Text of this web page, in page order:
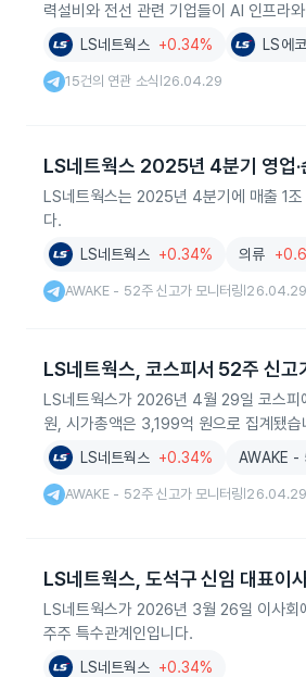
력설비와 전선 관련 기업들이 AI 인프라
LS네트웍스 +0.34% LS에
15건의 연관 소식 26.04.29
LS네트웍스 2025년 4분기 영업·
LS네트웍스는 2025년 4분기에 매출 1
다.
LS네트웍스 +0.34% 의류
AWAKE - 52주 신고가 모니터링 26.04.29
LS네트웍스, 코스피서 52주 신고
LS네트웍스가 2026년 4월 29일 코스
원, 시가총액은 3,199억 원으로 집계됐습
LS네트웍스 +0.34% AWAKE -
AWAKE - 52주 신고가 모니터링 26.04.29
LS네트웍스, 도석구 신임 대표이
LS네트웍스가 2026년 3월 26일 이사회
주주 특수관계인입니다.
LS네트웍스 +0.34%